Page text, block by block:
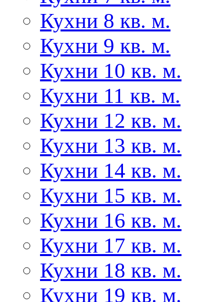
Кухни 8 кв. м.
Кухни 9 кв. м.
Кухни 10 кв. м.
Кухни 11 кв. м.
Кухни 12 кв. м.
Кухни 13 кв. м.
Кухни 14 кв. м.
Кухни 15 кв. м.
Кухни 16 кв. м.
Кухни 17 кв. м.
Кухни 18 кв. м.
Кухни 19 кв. м.